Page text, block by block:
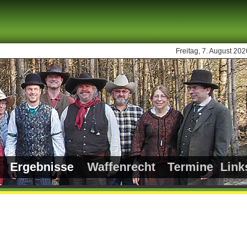
Freitag, 7. August
Ergebnisse Waffenrecht Termine